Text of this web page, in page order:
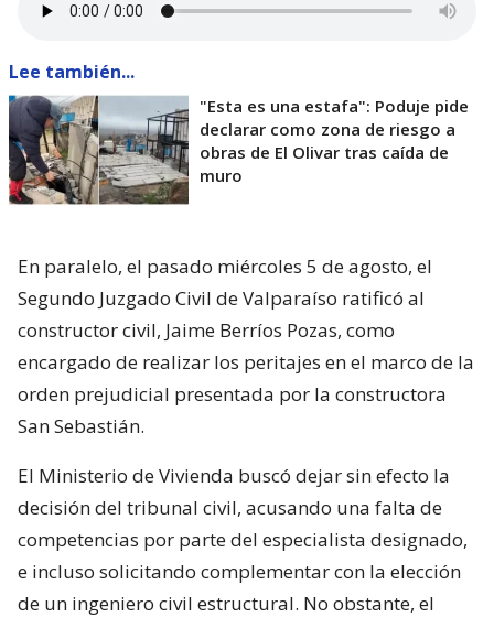
Lee también...
"Esta es una estafa": Poduje pide
declarar como zona de riesgo a
obras de El Olivar tras caída de
muro
En paralelo, el pasado miércoles 5 de agosto, el
Segundo Juzgado Civil de Valparaíso ratificó al
constructor civil, Jaime Berríos Pozas, como
encargado de realizar los peritajes en el marco de la
orden prejudicial presentada por la constructora
San Sebastián.
El Ministerio de Vivienda buscó dejar sin efecto la
decisión del tribunal civil, acusando una falta de
competencias por parte del especialista designado,
e incluso solicitando complementar con la elección
de un ingeniero civil estructural. No obstante, el